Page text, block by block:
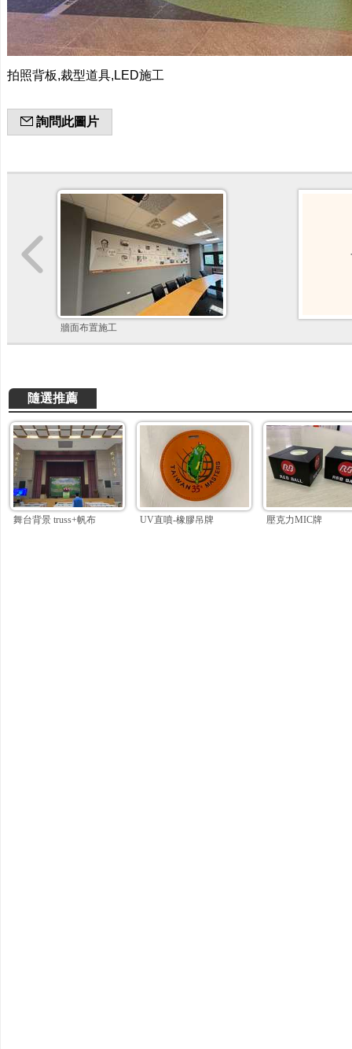
拍照背板,裁型道具,LED施工
詢問此圖片
牆面布置施工
隨選推薦
舞台背景 truss+帆布 UV直噴-橡膠吊牌 壓克力MIC牌